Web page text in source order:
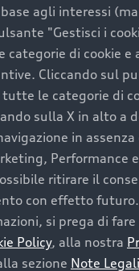
agli interessi
"Gestisci i
categorie di cookie e
Cliccando sul
le categorie di
sulla X in alto a
in assenza
Performance e
ritirare il
con effetto
si prega di
Policy, alla nostra
sezione Note Legali